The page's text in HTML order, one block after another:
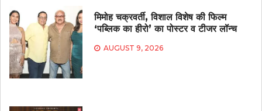
मिमोह चक्रवर्ती, विशाल विशेष की फिल्म
‘पब्लिक का हीरो’ का पोस्टर व टीजर लॉन्च
AUGUST 9, 2026